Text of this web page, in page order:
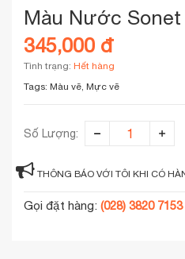
Màu Nước Sonet
345,000 đ
Tình trạng: Hết hàng
Tags: Màu vẽ, Mực vẽ
Số Lượng:
THÔNG BÁO VỚI TÔI KHI CÓ
Gọi đặt hàng: (028) 3820 7153